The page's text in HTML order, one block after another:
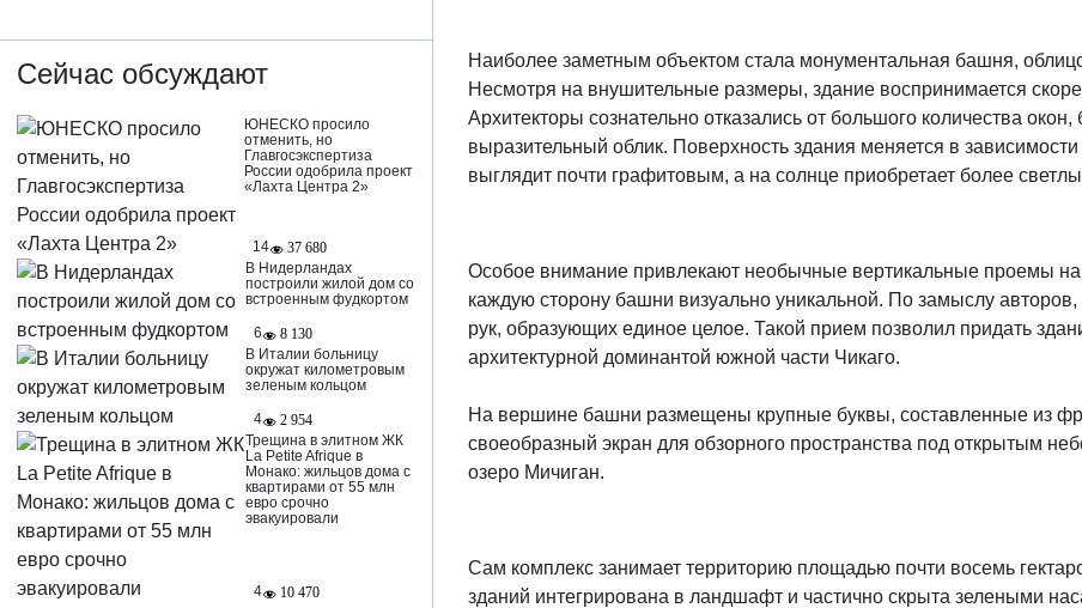
Сейчас обсуждают
ЮНЕСКО просило
отменить, но
Главгосэкспертиза
России одобрила проект
«Лахта Центра 2»
14
37 680
В Нидерландах
построили жилой дом со
встроенным фудкортом
6
8 130
В Италии больницу
окружат километровым
зеленым кольцом
4
2 954
Трещина в элитном ЖК
La Petite Afrique в
Монако: жильцов дома с
квартирами от 55 млн
евро срочно
эвакуировали
4 10 470
Наиболее заметным объектом стала монументальная башня,
Несмотря на внушительные размеры, здание воспринимается
Архитекторы сознательно отказались от большого количества
выразительный облик. Поверхность здания меняется в
выглядит почти графитовым, а на солнце приобретает более
Особое внимание привлекают необычные вертикальные проемы
каждую сторону башни визуально уникальной. По замыслу
рук, образующих единое целое. Такой прием позволил придать
архитектурной доминантой южной части Чикаго.
На вершине башни размещены крупные буквы, составленные из
своеобразный экран для обзорного пространства под открытым
озеро Мичиган.
Сам комплекс занимает территорию площадью почти восемь
зданий интегрирована в ландшафт и частично скрыта зелеными